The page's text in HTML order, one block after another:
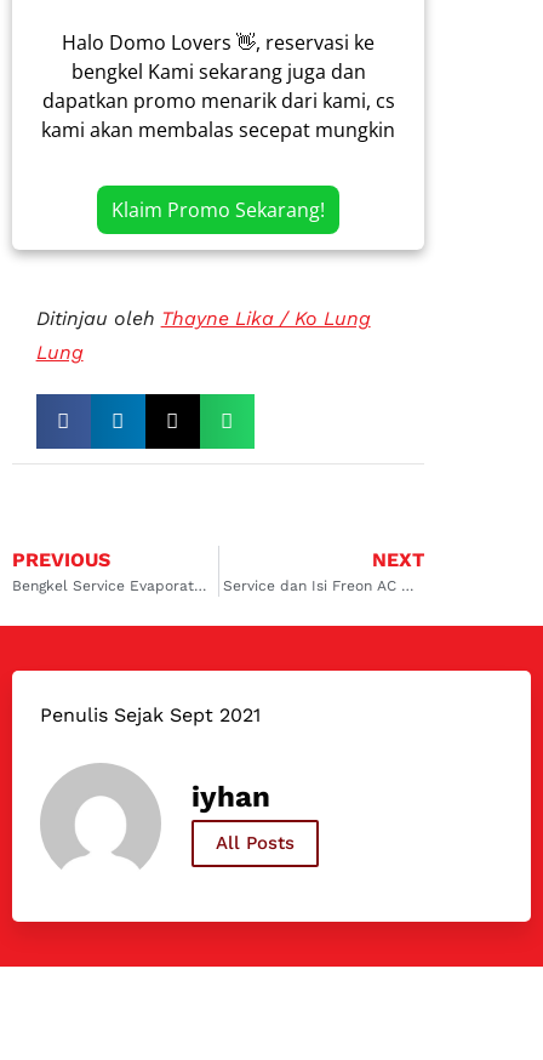
Halo Domo Lovers 👋, reservasi ke
bengkel Kami sekarang juga dan
dapatkan promo menarik dari kami, cs
kami akan membalas secepat mungkin
Klaim Promo Sekarang!
Ditinjau oleh Thayne Lika / Ko Lung
Lung
PREVIOUS
Bengkel Service Evaporator AC Mobil Murah di Daerah Pesanggrahan
NEXT
Service dan Isi Freon AC Mobil Murah dan Lengkap di Pondok Aren
Penulis Sejak Sept 2021
iyhan
All Posts